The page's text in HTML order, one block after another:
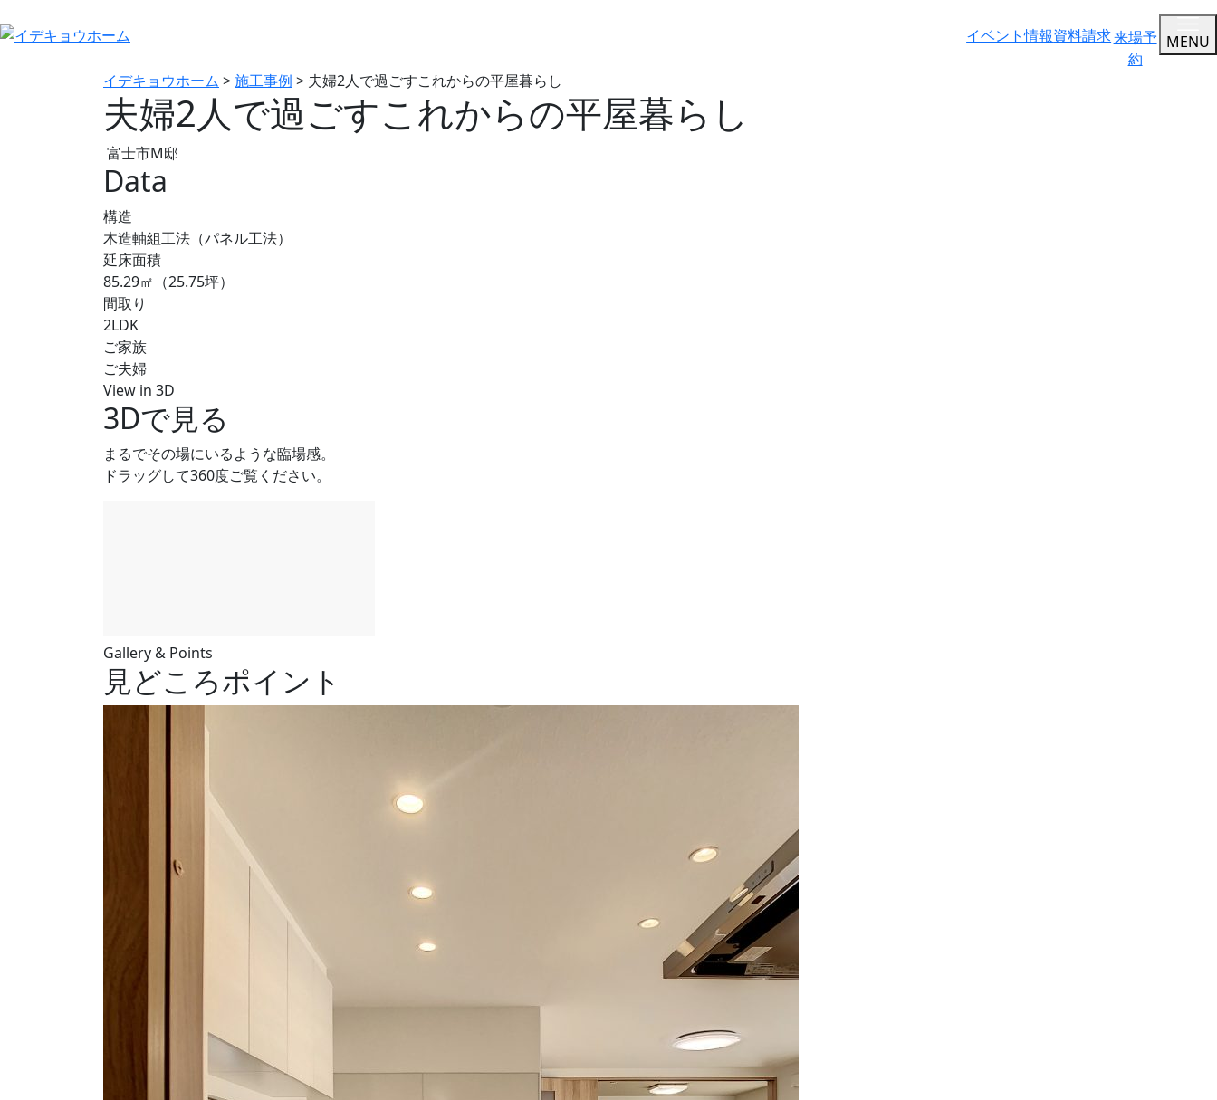
イベント情報資料請求来場予
約
MENU
イデキョウホーム >施工事例 > 夫婦2人で過ごすこれからの平屋暮らし
夫婦2人で過ごすこれからの平屋暮らし
富士市M邸
Data
構造
木造軸組工法（パネル工法）
延床面積
85.29㎡（25.75坪）
間取り
2LDK
ご家族
ご夫婦
View in 3D
3Dで見る
まるでその場にいるような臨場感。
ドラッグして360度ご覧ください。
Gallery & Points
見どころポイント